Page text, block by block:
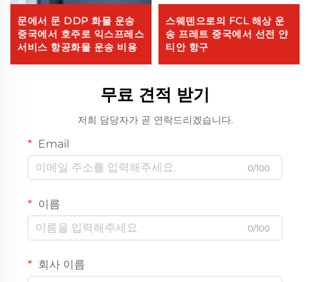
문에서 문 DDP 화물 운송
중국에서 호주로 익스프레스
서비스 항공화물 운송 비용
스웨덴으로의 FCL 해상 운
송 프레트 중국에서 선전 얀
티안 항구
무료 견적 받기
저희 담당자가 곧 연락드리겠습니다.
Email
0/100
이름
0/100
회사 이름